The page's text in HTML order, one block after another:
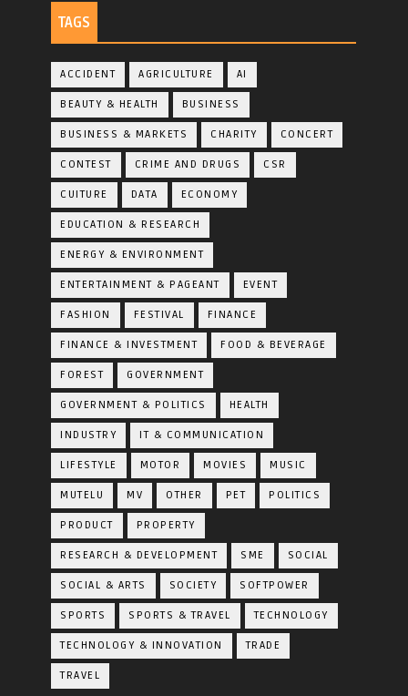
TAGS
ACCIDENT AGRICULTURE AI
BEAUTY & HEALTH BUSINESS
BUSINESS & MARKETS CHARITY CONCERT
CONTEST CRIME AND DRUGS CSR
CUITURE DATA ECONOMY
EDUCATION & RESEARCH
ENERGY & ENVIRONMENT
ENTERTAINMENT & PAGEANT EVENT
FASHION FESTIVAL FINANCE
FINANCE & INVESTMENT FOOD & BEVERAGE
FOREST GOVERNMENT
GOVERNMENT & POLITICS HEALTH
INDUSTRY IT & COMMUNICATION
LIFESTYLE MOTOR MOVIES MUSIC
MUTELU MV OTHER PET POLITICS
PRODUCT PROPERTY
RESEARCH & DEVELOPMENT SME SOCIAL
SOCIAL & ARTS SOCIETY SOFTPOWER
SPORTS SPORTS & TRAVEL TECHNOLOGY
TECHNOLOGY & INNOVATION TRADE
TRAVEL